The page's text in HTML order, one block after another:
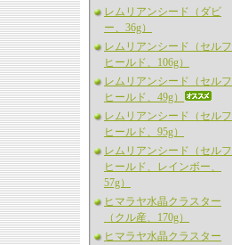
レムリアンシード（ダビ
ー、36g）
レムリアンシード（セルフ
ヒールド、106g）
レムリアンシード（セルフ
ヒールド、49g）
レムリアンシード（セルフ
ヒールド、95g）
レムリアンシード（セルフ
ヒールド、レインボー、
57g）
ヒマラヤ水晶クラスター
（クル産、170g）
ヒマラヤ水晶クラスター